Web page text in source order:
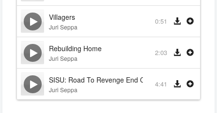
Villagers
Juri Seppa
0:51
Rebuilding Home
Juri Seppa
2:03
SISU: Road To Revenge End Credits
Juri Seppa
4:41